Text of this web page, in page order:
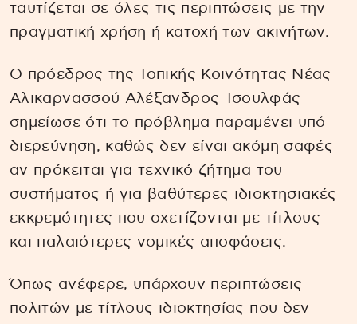
ταυτίζεται σε όλες τις περιπτώσεις με την
πραγματική χρήση ή κατοχή των ακινήτων.
Ο πρόεδρος της Τοπικής Κοινότητας Νέας
Αλικαρνασσού Αλέξανδρος Τσουλφάς
σημείωσε ότι το πρόβλημα παραμένει υπό
διερεύνηση, καθώς δεν είναι ακόμη σαφές
αν πρόκειται για τεχνικό ζήτημα του
συστήματος ή για βαθύτερες ιδιοκτησιακές
εκκρεμότητες που σχετίζονται με τίτλους
και παλαιότερες νομικές αποφάσεις.
Όπως ανέφερε, υπάρχουν περιπτώσεις
πολιτών με τίτλους ιδιοκτησίας που δεν